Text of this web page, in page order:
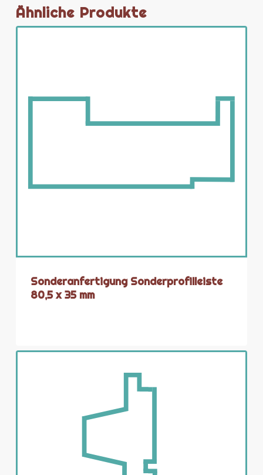
Ähnliche Produkte
Sonderanfertigung Sonderprofilleiste
80,5 x 35 mm